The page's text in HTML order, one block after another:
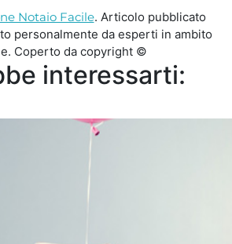
Notaio Facile. Articolo pubblicato
personalmente da esperti in ambito
Coperto da copyright ©
interessarti: